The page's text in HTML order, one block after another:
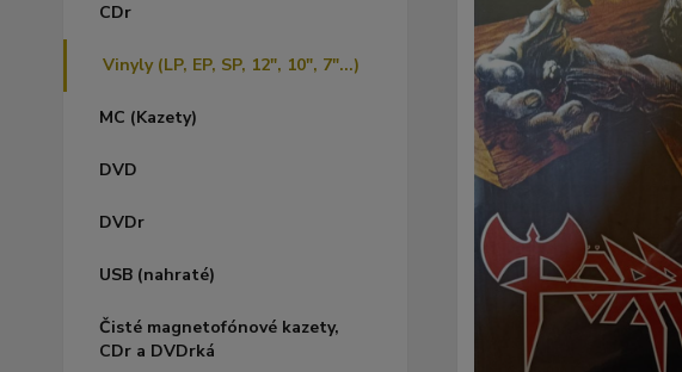
CDr
Vinyly (LP, EP, SP, 12", 10", 7"...)
MC (Kazety)
DVD
DVDr
USB (nahraté)
Čisté magnetofónové kazety,
CDr a DVDrká